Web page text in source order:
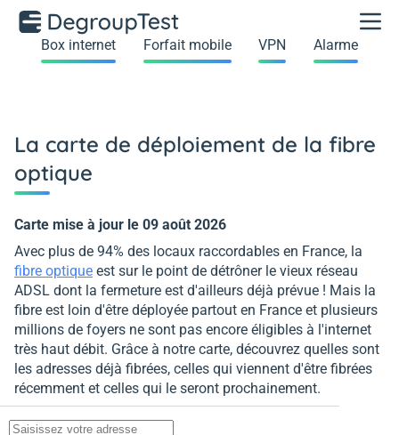
Box internet Forfait mobile VPN Alarme
La carte de déploiement de la fibre
optique
Carte mise à jour le 09 août 2026
Avec plus de 94% des locaux raccordables en France, la
fibre optique est sur le point de détrôner le vieux réseau
ADSL dont la fermeture est d'ailleurs déjà prévue ! Mais la
fibre est loin d'être déployée partout en France et plusieurs
millions de foyers ne sont pas encore éligibles à l'internet
très haut débit. Grâce à notre carte, découvrez quelles sont
les adresses déjà fibrées, celles qui viennent d'être fibrées
récemment et celles qui le seront prochainement.